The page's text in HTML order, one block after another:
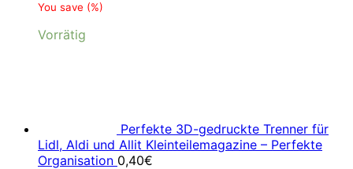
You save (%)
Vorrätig
Perfekte 3D-gedruckte Trenner für
Lidl, Aldi und Allit Kleinteilemagazine – Perfekte
Organisation 0,40€